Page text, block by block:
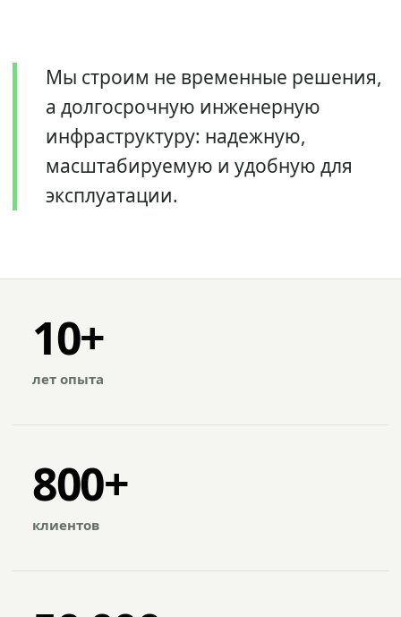
Мы строим не временные решения,
а долгосрочную инженерную
инфраструктуру: надежную,
масштабируемую и удобную для
эксплуатации.
10+
лет опыта
800+
клиентов